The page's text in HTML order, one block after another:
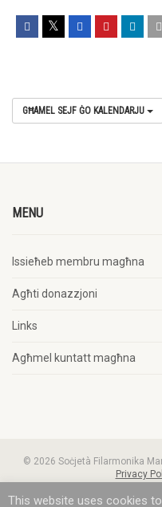
GĦAMEL SEJF ĠO KALENDARJU
MENU
Issieħeb membru magħna
Agħti donazzjoni
Links
Agħmel kuntatt magħna
© 2026 Soċjetà Filarmonika
Privacy
This website uses cookies